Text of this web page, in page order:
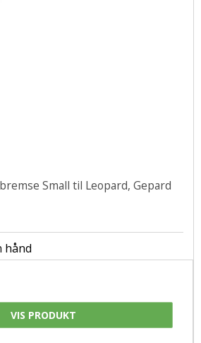
Small til Leopard, Gepard
hånd
VIS PRODUKT